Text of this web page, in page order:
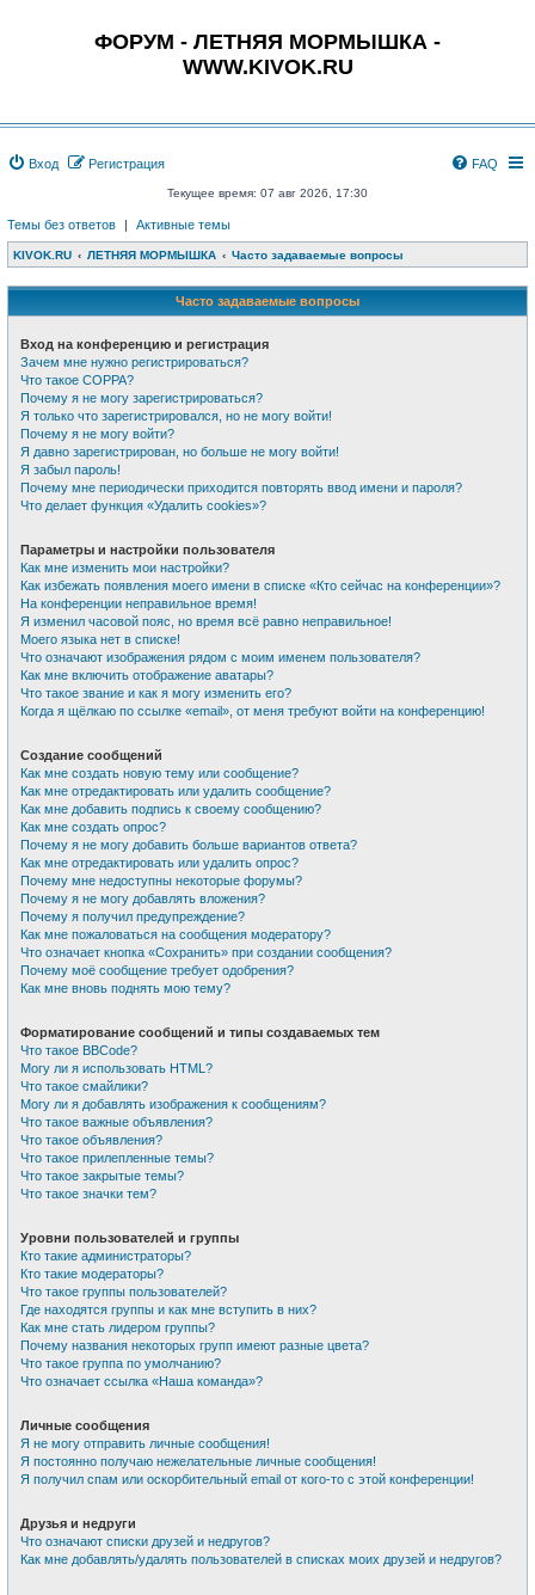
ФОРУМ - ЛЕТНЯЯ МОРМЫШКА -
WWW.KIVOK.RU
Вход Регистрация FAQ
Текущее время: 07 авг 2026, 17:30
Темы без ответов | Активные темы
KIVOK.RU ЛЕТНЯЯ МОРМЫШКА Часто задаваемые вопросы
Часто задаваемые вопросы
Вход на конференцию и регистрация
Зачем мне нужно регистрироваться?
Что такое COPPA?
Почему я не могу зарегистрироваться?
Я только что зарегистрировался, но не могу войти!
Почему я не могу войти?
Я давно зарегистрирован, но больше не могу войти!
Я забыл пароль!
Почему мне периодически приходится повторять ввод имени и пароля?
Что делает функция «Удалить cookies»?
Параметры и настройки пользователя
Как мне изменить мои настройки?
Как избежать появления моего имени в списке «Кто сейчас на конференции»?
На конференции неправильное время!
Я изменил часовой пояс, но время всё равно неправильное!
Моего языка нет в списке!
Что означают изображения рядом с моим именем пользователя?
Как мне включить отображение аватары?
Что такое звание и как я могу изменить его?
Когда я щёлкаю по ссылке «email», от меня требуют войти на конференцию!
Создание сообщений
Как мне создать новую тему или сообщение?
Как мне отредактировать или удалить сообщение?
Как мне добавить подпись к своему сообщению?
Как мне создать опрос?
Почему я не могу добавить больше вариантов ответа?
Как мне отредактировать или удалить опрос?
Почему мне недоступны некоторые форумы?
Почему я не могу добавлять вложения?
Почему я получил предупреждение?
Как мне пожаловаться на сообщения модератору?
Что означает кнопка «Сохранить» при создании сообщения?
Почему моё сообщение требует одобрения?
Как мне вновь поднять мою тему?
Форматирование сообщений и типы создаваемых тем
Что такое BBCode?
Могу ли я использовать HTML?
Что такое смайлики?
Могу ли я добавлять изображения к сообщениям?
Что такое важные объявления?
Что такое объявления?
Что такое прилепленные темы?
Что такое закрытые темы?
Что такое значки тем?
Уровни пользователей и группы
Кто такие администраторы?
Кто такие модераторы?
Что такое группы пользователей?
Где находятся группы и как мне вступить в них?
Как мне стать лидером группы?
Почему названия некоторых групп имеют разные цвета?
Что такое группа по умолчанию?
Что означает ссылка «Наша команда»?
Личные сообщения
Я не могу отправить личные сообщения!
Я постоянно получаю нежелательные личные сообщения!
Я получил спам или оскорбительный email от кого-то с этой конференции!
Друзья и недруги
Что означают списки друзей и недругов?
Как мне добавлять/удалять пользователей в списках моих друзей и недругов?